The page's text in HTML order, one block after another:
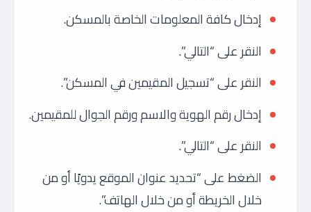
إدخال كافة المعلومات الخاصة بالمسكن.
النقر على “التالي”.
النقر على “تسجيل المقيمين في المسكن”.
إدخال رقم الهوية والاسم ورقم الجوال للمقيمين.
النقر على “التالي”.
الضغط على “تحديد عنوان الموقع يدويًا أو من
خلال الخريطة أو من خلال الهاتف”.